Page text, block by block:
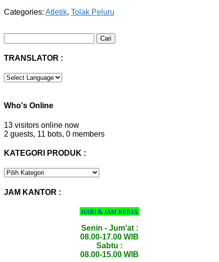
Categories: Atletik, Tolak Peluru
untuk:
TRANSLATOR :
Who's Online
13 visitors online now
2 guests, 11 bots, 0 members
KATEGORI PRODUK :
KATEGORI
JAM KANTOR :
HARI & JAM KERJA
Senin - Jum'at :
08.00-17.00 WIB
Sabtu :
08.00-15.00 WIB